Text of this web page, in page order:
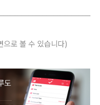
으로 볼 수 있습니다)